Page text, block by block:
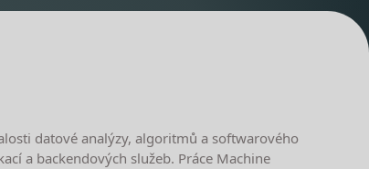
datové analýzy, algoritmů a softwarového
a backendových služeb. Práce Machine